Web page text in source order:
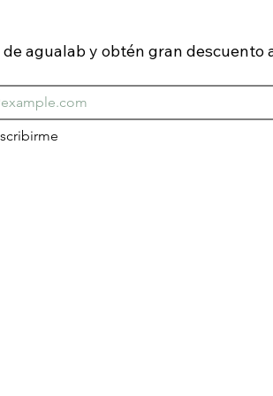
de agualab y obtén gran